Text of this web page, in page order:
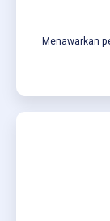
Menawarkan